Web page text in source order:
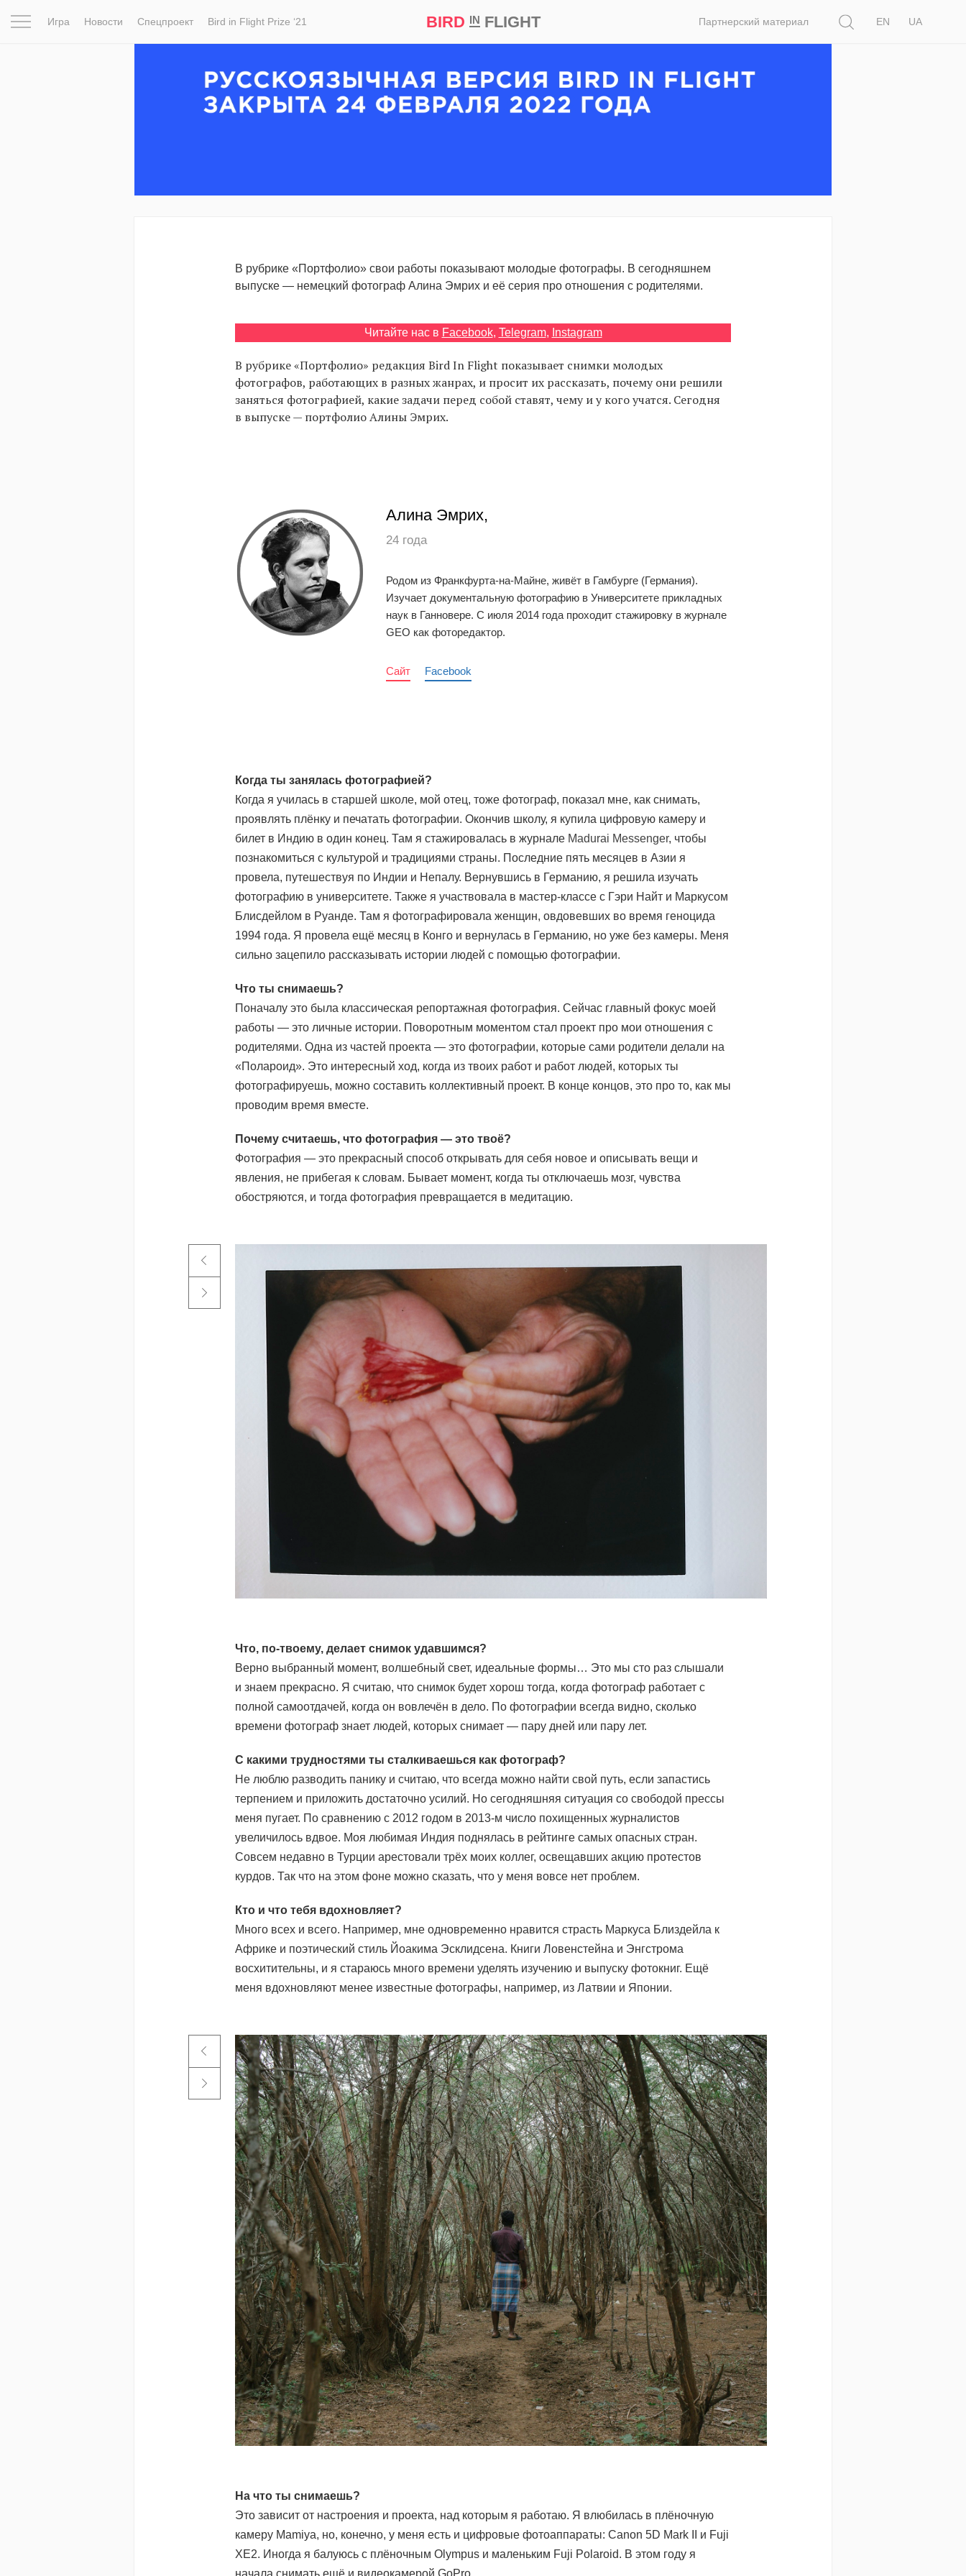
Игра Новости Спецпроект Bird in Flight Prize ‘21 BIRD INFLIGHT Партнерский материал
EN
UA
В рубрике «Портфолио» свои работы показывают молодые фотографы. В сегодняшнем
выпуске — немецкий фотограф Алина Эмрих и её серия про отношения с родителями.
Читайте нас в Facebook, Telegram, Instagram
В рубрике «Портфолио» редакция Bird In Flight показывает снимки молодых
фотографов, работающих в разных жанрах, и просит их рассказать, почему они решили
заняться фотографией, какие задачи перед собой ставят, чему и у кого учатся. Сегодня
в выпуске — портфолио Алины Эмрих.
Алина Эмрих,
24 года
Родом из Франкфурта-на-Майне, живёт в Гамбурге (Германия).
Изучает документальную фотографию в Университете прикладных
наук в Ганновере. С июля 2014 года проходит стажировку в журнале
GEO как фоторедактор.
Сайт Facebook
Когда ты занялась фотографией?
Когда я училась в старшей школе, мой отец, тоже фотограф, показал мне, как снимать,
проявлять плёнку и печатать фотографии. Окончив школу, я купила цифровую камеру и
билет в Индию в один конец. Там я стажировалась в журнале Madurai Messenger, чтобы
познакомиться с культурой и традициями страны. Последние пять месяцев в Азии я
провела, путешествуя по Индии и Непалу. Вернувшись в Германию, я решила изучать
фотографию в университете. Также я участвовала в мастер-классе с Гэри Найт и Маркусом
Блисдейлом в Руанде. Там я фотографировала женщин, овдовевших во время геноцида
1994 года. Я провела ещё месяц в Конго и вернулась в Германию, но уже без камеры. Меня
сильно зацепило рассказывать истории людей с помощью фотографии.
Что ты снимаешь?
Поначалу это была классическая репортажная фотография. Сейчас главный фокус моей
работы — это личные истории. Поворотным моментом стал проект про мои отношения с
родителями. Одна из частей проекта — это фотографии, которые сами родители делали на
«Полароид». Это интересный ход, когда из твоих работ и работ людей, которых ты
фотографируешь, можно составить коллективный проект. В конце концов, это про то, как мы
проводим время вместе.
Почему считаешь, что фотография — это твоё?
Фотография — это прекрасный способ открывать для себя новое и описывать вещи и
явления, не прибегая к словам. Бывает момент, когда ты отключаешь мозг, чувства
обостряются, и тогда фотография превращается в медитацию.
Что, по-твоему, делает снимок удавшимся?
Верно выбранный момент, волшебный свет, идеальные формы… Это мы сто раз слышали
и знаем прекрасно. Я считаю, что снимок будет хорош тогда, когда фотограф работает с
полной самоотдачей, когда он вовлечён в дело. По фотографии всегда видно, сколько
времени фотограф знает людей, которых снимает — пару дней или пару лет.
С какими трудностями ты сталкиваешься как фотограф?
Не люблю разводить панику и считаю, что всегда можно найти свой путь, если запастись
терпением и приложить достаточно усилий. Но сегодняшняя ситуация со свободой прессы
меня пугает. По сравнению с 2012 годом в 2013-м число похищенных журналистов
увеличилось вдвое. Моя любимая Индия поднялась в рейтинге самых опасных стран.
Совсем недавно в Турции арестовали трёх моих коллег, освещавших акцию протестов
курдов. Так что на этом фоне можно сказать, что у меня вовсе нет проблем.
Кто и что тебя вдохновляет?
Много всех и всего. Например, мне одновременно нравится страсть Маркуса Близдейла к
Африке и поэтический стиль Йоакима Эсклидсена. Книги Ловенстейна и Энгстрома
восхитительны, и я стараюсь много времени уделять изучению и выпуску фотокниг. Ещё
меня вдохновляют менее известные фотографы, например, из Латвии и Японии.
На что ты снимаешь?
Это зависит от настроения и проекта, над которым я работаю. Я влюбилась в плёночную
камеру Mamiya, но, конечно, у меня есть и цифровые фотоаппараты: Canon 5D Mark II и Fuji
XE2. Иногда я балуюсь с плёночным Olympus и маленьким Fuji Polaroid. В этом году я
начала снимать ещё и видеокамерой GoPro.